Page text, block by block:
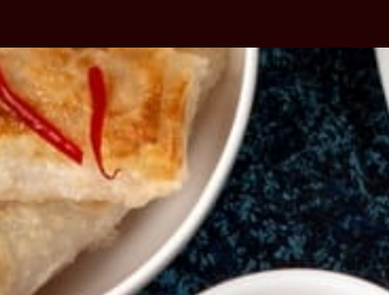
ACCUEIL
Accueil
Qui Sommes-nous
Formation
Conseil
Œnotourisme &
Expériences